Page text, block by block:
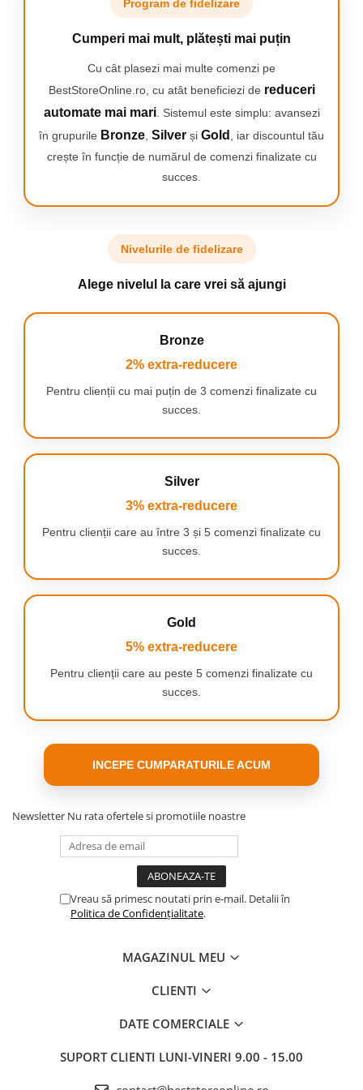
Lățime sigilare: până la 300 mm
(USCAT, UMED, LICHID, MOALE, MANUAL, SIGILARE,
EXTERVAC, STOP)
Timp de sigilare: 5–8 secunde
Timp de vidare: aproximativ 10–15 secunde
Control: panou digital cu afișaj LED
Funcții suplimentare: cutter integrat și furtun pentru vidare
externă
Compatibil cu pungi și folii pentru vidare
ASPIRARE PUTERNICĂ 70 kPa
ȘI FUNCȚIONARE RAPIDĂ
⭐ Eliminare rapidă și eficientă a aerului ⭐
Pompa performantă generează o putere de aspirare de până la
70 kPa, eliminând aerul din pungi în doar 10–15 secunde.
Comparativ cu aparatele standard de 40–50 kPa, tehnologia
NewEvo® oferă o vidare cu până la 40% mai eficientă, asigurând
o protecție superioară împotriva oxidării și alterării alimentelor.
CONTROL COMPLET PENTRU
ORICE TIP DE ALIMENT
Program de fidelizare
Cumperi mai mult, plătești mai puțin
Cu cât plasezi mai multe comenzi pe
BestStoreOnline.ro, cu atât beneficiezi de reduceri
automate mai mari. Sistemul este simplu: avansezi
în grupurile Bronze Silver și Gold
, iar discountul tău
crește în funcție de numărul de comenzi finalizate cu
succes.
Nivelurile de fidelizare
Alege nivelul la care vrei să ajungi
Bronze
2% extra-reducere
Pentru clienții cu mai puțin de 3 comenzi finalizate cu
succes.
Silver
3% extra-reducere
Pentru clienții care au între 3 și 5 comenzi finalizate cu
succes.
Gold
5% extra-reducere
Pentru clienții care au peste 5 comenzi finalizate cu
succes.
INCEPE CUMPARATURILE ACUM
Newsletter Nu rata ofertele si promotiile noastre
Vreau să primesc noutati prin e-mail. Detalii în
Politica de Confidențialitate.
MAGAZINUL MEU
CLIENTI
DATE COMERCIALE
SUPORT CLIENTI LUNI-VINERI 9.00 - 15.00